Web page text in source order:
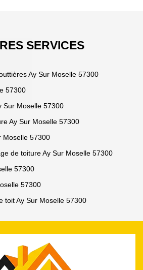
SERVICES
Ay Sur Moselle 57300
57300
Sur Moselle 57300
Ay Sur Moselle 57300
Moselle 57300
de toiture Ay Sur Moselle 57300
57300
57300
toit Ay Sur Moselle 57300